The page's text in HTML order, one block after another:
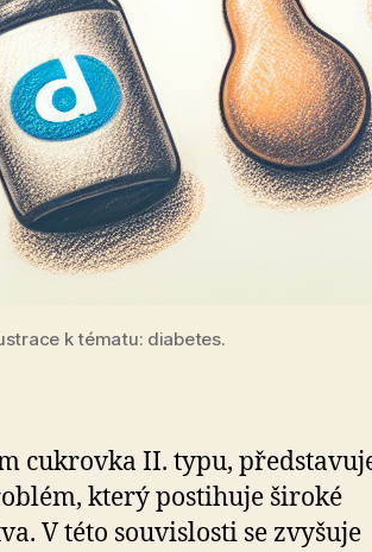
k tématu: diabetes.
cukrovka II. typu,
který postihuje široké
V této souvislosti se zvyšuje